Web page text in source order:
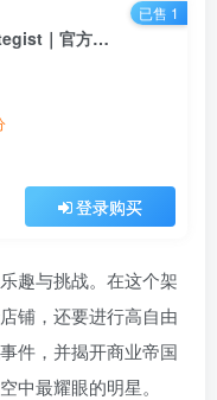
原地起啡｜SkyBrew: Entropic Strategist｜官方中文｜267M｜免安装
登录购买
已售 1
趣与挑战。在这个架
铺，还要进行高自由
件，并揭开商业帝国
中最耀眼的明星。